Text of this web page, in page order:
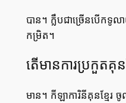
បាន។ ក្លឹបជាច្រើនបើកទូ
កម្រិត។
តើមានការប្រកួតគុនខ្
មាន។ កីឡាការិនីគុនខ្មែរ